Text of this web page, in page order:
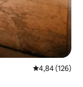
4,84 de uma
4,84 (126)